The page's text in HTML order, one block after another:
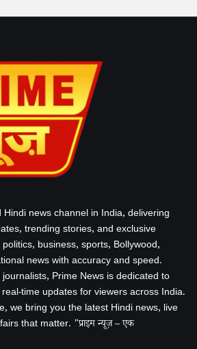
news channel in India, delivering
trending stories, and exclusive
business, sports, Bollywood,
news with accuracy and speed.
Prime News is dedicated to
time updates for viewers across India.
we bring you the latest Hindi news, live
that matter. "प्राइम न्यूज़ – एक